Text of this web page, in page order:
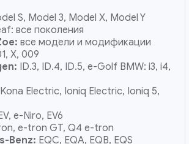
S, Model 3, Model X, Model Y
все поколения
все модели и модификации
X, 009
ID.3, ID.4, ID.5, e-Golf BMW: i3, i4,
Kona Electric, Ioniq Electric, Ioniq 5,
e-Niro, EV6
e-tron GT, Q4 e-tron
Benz: EQC, EQA, EQB, EQS